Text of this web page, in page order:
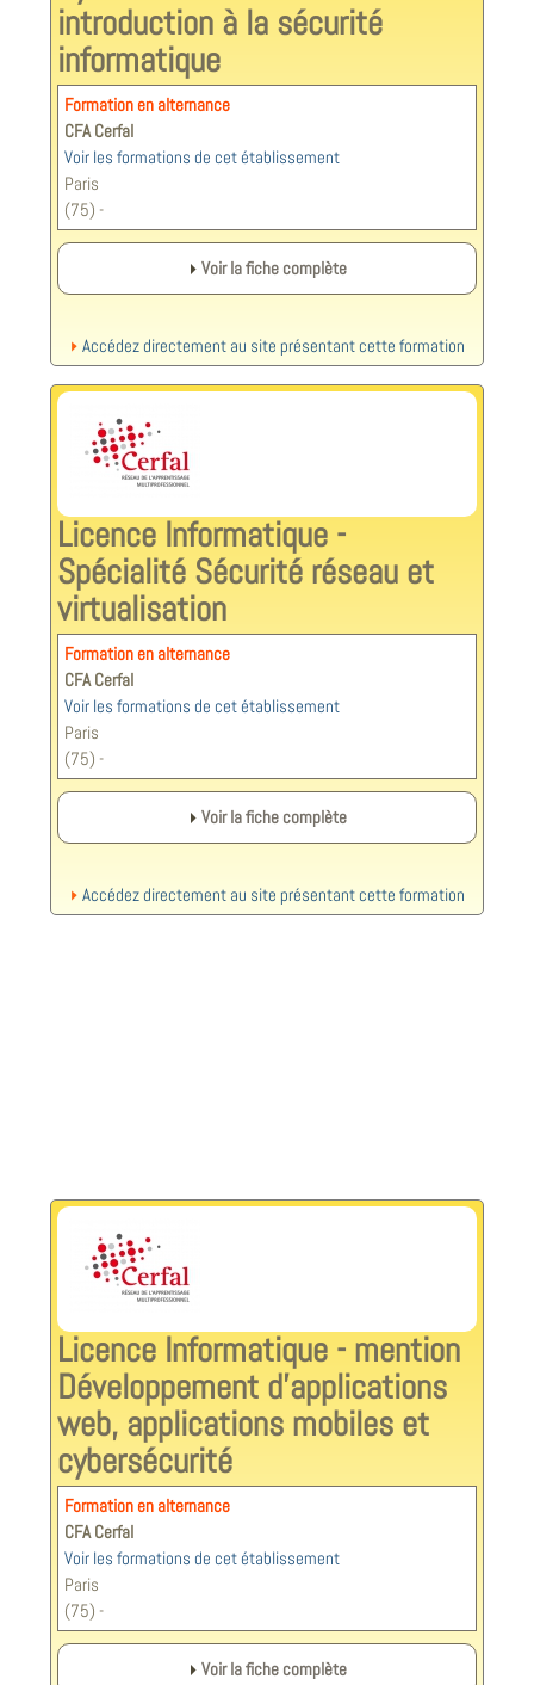
introduction à la sécurité
informatique
Formation en alternance
CFA Cerfal
Voir les formations de cet établissement
Paris
(75) -
Voir la fiche complète
Accédez directement au site présentant cette formation
Licence Informatique -
Spécialité Sécurité réseau et
virtualisation
Formation en alternance
CFA Cerfal
Voir les formations de cet établissement
Paris
(75) -
Voir la fiche complète
Accédez directement au site présentant cette formation
Licence Informatique - mention
Développement d’applications
web, applications mobiles et
cybersécurité
Formation en alternance
CFA Cerfal
Voir les formations de cet établissement
Paris
(75) -
Voir la fiche complète